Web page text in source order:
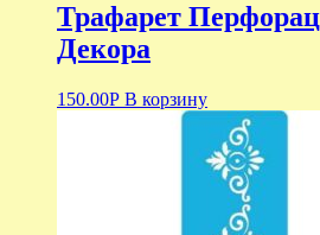
Трафарет
Декора
150.00Р В корзину